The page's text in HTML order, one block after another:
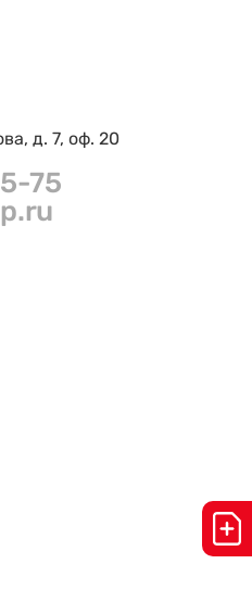
д. 7, оф. 20
75